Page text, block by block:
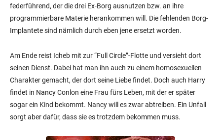
federführend, der die drei Ex-Borg ausnutzen bzw. an ihre
programmierbare Materie herankommen will. Die fehlenden Borg-
Implantete sind nämlich durch eben jene ersetzt worden.
Am Ende reist Icheb mit zur “Full Circle”-Flotte und versieht dort
seinen Dienst. Dabei hat man ihn auch zu einem homosexuellen
Charakter gemacht, der dort seine Liebe findet. Doch auch Harry
findet in Nancy Conlon eine Frau fürs Leben, mit der er später
sogar ein Kind bekommt. Nancy will es zwar abtreiben. Ein Unfall
sorgt aber dafür, dass sie es trotzdem bekommen muss.